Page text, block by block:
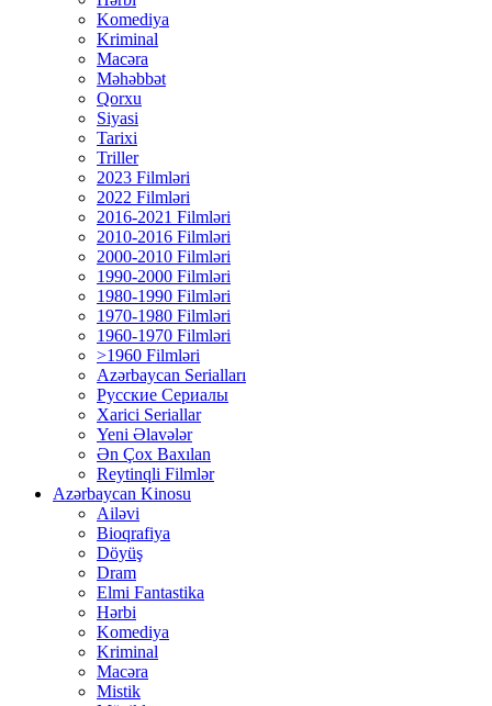
Komediya
Kriminal
Macəra
Məhəbbət
Qorxu
Siyasi
Tarixi
Triller
2023 Filmləri
2022 Filmləri
2016-2021 Filmləri
2010-2016 Filmləri
2000-2010 Filmləri
1990-2000 Filmləri
1980-1990 Filmləri
1970-1980 Filmləri
1960-1970 Filmləri
>1960 Filmləri
Azərbaycan Serialları
Русские Сериалы
Xarici Seriallar
Yeni Əlavələr
Ən Çox Baxılan
Reytinqli Filmlər
Azərbaycan Kinosu
Ailəvi
Bioqrafiya
Döyüş
Dram
Elmi Fantastika
Hərbi
Komediya
Kriminal
Macəra
Mistik